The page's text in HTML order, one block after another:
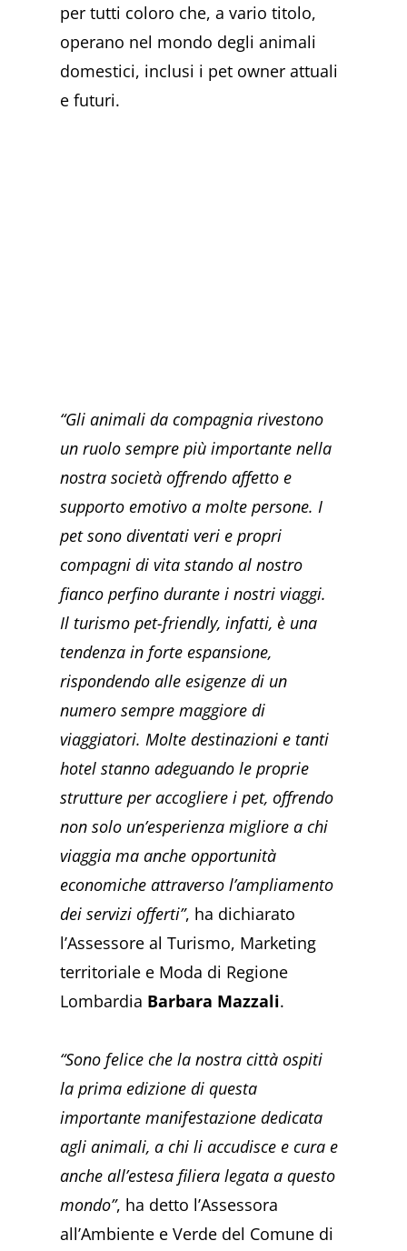
per tutti coloro che, a vario titolo,
operano nel mondo degli animali
domestici, inclusi i pet owner attuali
e futuri.
“Gli animali da compagnia rivestono
un ruolo sempre più importante nella
nostra società offrendo affetto e
supporto emotivo a molte persone. I
pet sono diventati veri e propri
compagni di vita stando al nostro
fianco perfino durante i nostri viaggi.
Il turismo pet-friendly, infatti, è una
tendenza in forte espansione,
rispondendo alle esigenze di un
numero sempre maggiore di
viaggiatori. Molte destinazioni e tanti
hotel stanno adeguando le proprie
strutture per accogliere i pet, offrendo
non solo un’esperienza migliore a chi
viaggia ma anche opportunità
economiche attraverso l’ampliamento
dei servizi offerti”, ha dichiarato
l’Assessore al Turismo, Marketing
territoriale e Moda di Regione
Lombardia Barbara Mazzali.
“Sono felice che la nostra città ospiti
la prima edizione di questa
importante manifestazione dedicata
agli animali, a chi li accudisce e cura e
anche all’estesa filiera legata a questo
mondo”, ha detto l’Assessora
all’Ambiente e Verde del Comune di